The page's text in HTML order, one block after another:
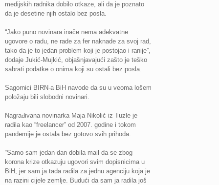
medijskih radnika dobilo otkaze, ali da je poznato
da je desetine njih ostalo bez posla.
“Jako puno novinara inače nema adekvatne
ugovore o radu, ne rade za fer naknade za svoj rad,
tako da je to jedan problem koji je postojao i ranije”,
dodaje Jukić-Mujkić, objašnjavajući zašto je teško
sabrati podatke o onima koji su ostali bez posla.
Sagornici BIRN-a BiH navode da su u veoma lošem
položaju bili slobodni novinari.
Nagrađivana novinarka Maja Nikolić iz Tuzle je
radila kao “freelancer” od 2007. godine i tokom
pandemije je ostala bez gotovo svih prihoda.
“Samo sam jedan dan dobila mail da se zbog
korona krize otkazuju ugovori svim dopisnicima u
BiH, jer sam ja tada radila za jednu agenciju koja je
na razini cijele zemlje. Budući da sam ja radila još